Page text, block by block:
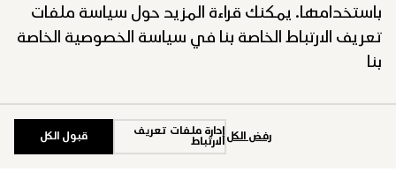
باستخدامها. يمكنك قراءة المزيد حول سياسة ملفات
تعريف الارتباط الخاصة بنا في سياسة الخصوصية الخاصة
بنا
رفض الكل إدارة ملفات تعريف
الارتباط
قبول الكل